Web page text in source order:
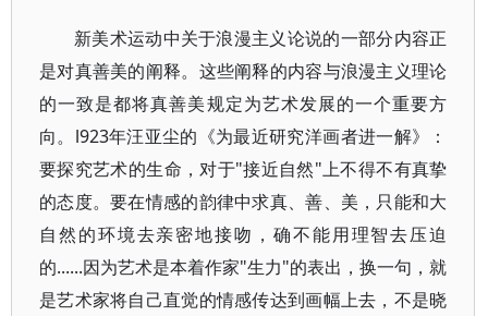
新美术运动中关于浪漫主义论说的一部分内容正
是对真善美的阐释。这些阐释的内容与浪漫主义理论
的一致是都将真善美规定为艺术发展的一个重要方
向。l923年汪亚尘的《为最近研究洋画者进一解》：
要探究艺术的生命，对于"接近自然"上不得不有真挚
的态度。要在情感的韵律中求真、善、美，只能和大
自然的环境去亲密地接吻，确不能用理智去压迫
的......因为艺术是本着作家"生力"的表出，换一句，就
是艺术家将自己直觉的情感传达到画幅上去，不是晓